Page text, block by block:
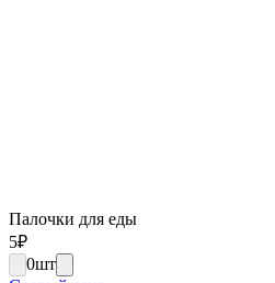
Палочки для еды
5₽
0шт